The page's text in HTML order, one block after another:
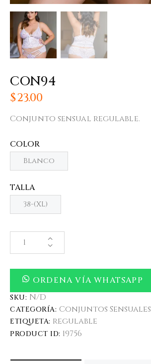
CON94
$23.00
Conjunto sensual regulable.
COLOR
Blanco
TALLA
38-(XL)
ORDENA VÍA WHATSAPP
SKU: N/D
CATEGORÍA: Conjuntos Sensuales
ETIQUETA: regulable
PRODUCT ID: 19756